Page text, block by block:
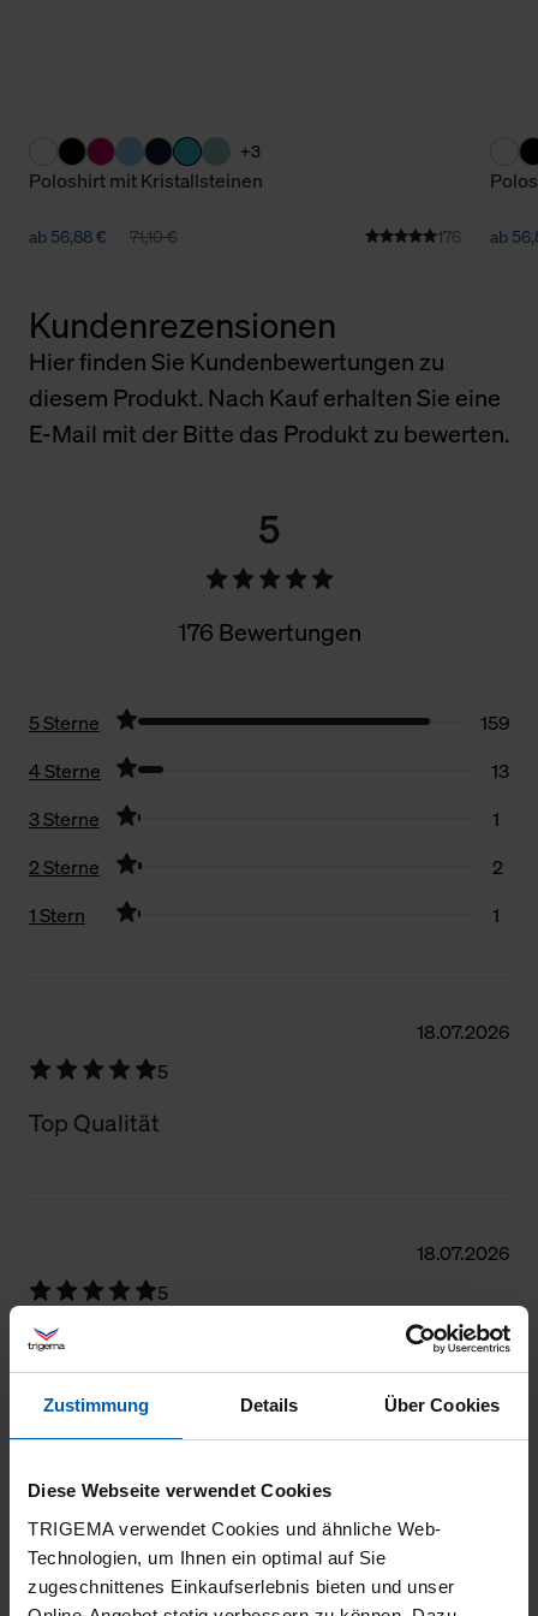
Zustimmung Details Über Cookies
Diese Webseite verwendet Cookies
TRIGEMA verwendet Cookies und ähnliche Web-
Technologien, um Ihnen ein optimal auf Sie
zugeschnittenes Einkaufserlebnis bieten und unser
+3
Poloshirt mit Kristallsteinen
ab 56,88 € 71,10 € 176 ab
Kundenrezensionen
Hier finden Sie Kundenbewertungen zu
diesem Produkt. Nach Kauf erhalten Sie eine
E-Mail mit der Bitte das Produkt zu bewerten.
5
176 Bewertungen
5 Sterne
159
4 Sterne
13
3 Sterne
1
2 Sterne
2
1 Stern
1
18.07.2026
5
Top Qualität
18.07.2026
5
Sehr angenehm zu tragen, schöne frische
Farbe
5
Das Poloshirt ist sehr gut und bereits mei 2.